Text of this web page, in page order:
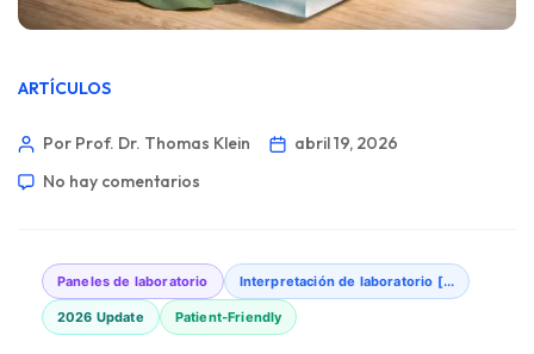
ARTÍCULOS
Por Prof. Dr. Thomas Klein
abril 19, 2026
No hay comentarios
Paneles de laboratorio Interpretación de laboratorio [...
2026 Update Patient-Friendly